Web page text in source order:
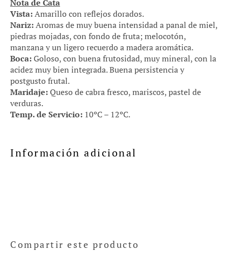
Nota de Cata
Vista:Amarillo con reflejos dorados.
Nariz:Aromas de muy buena intensidad a panal de miel,
piedras mojadas, con fondo de fruta; melocotón,
manzana y un ligero recuerdo a madera aromática.
Boca:Goloso, con buena frutosidad, muy mineral, con la
acidez muy bien integrada. Buena persistencia y
postgusto frutal.
Maridaje:Queso de cabra fresco, mariscos, pastel de
verduras.
Temp. de Servicio: 10ºC – 12ºC.
Información adicional
Compartir este producto